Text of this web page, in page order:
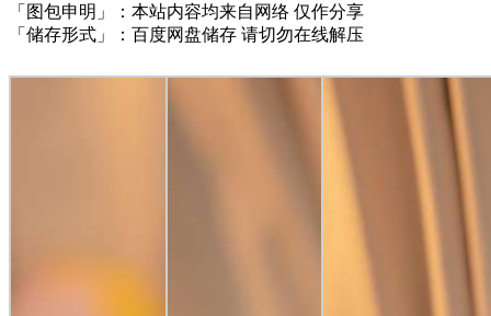
「图包申明」：本站内容均来自网络 仅作分享
「储存形式」：百度网盘储存 请切勿在线解压